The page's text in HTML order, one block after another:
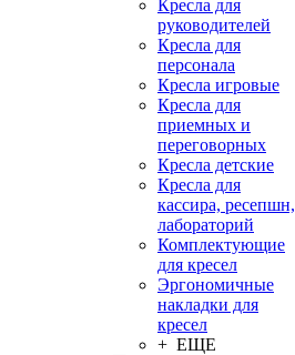
Кресла для
руководителей
Кресла для
персонала
Кресла игровые
Кресла для
приемных и
переговорных
Кресла детские
Кресла для
кассира, ресепшн,
лабораторий
Комплектующие
для кресел
Эргономичные
накладки для
кресел
+ ЕЩЕ